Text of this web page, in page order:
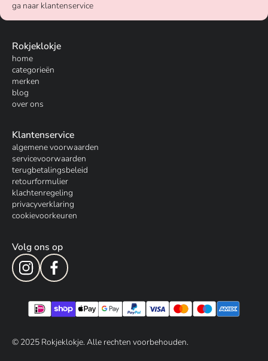
ga naar klantenservice
Rokjeklokje
home
categorieën
merken
blog
over ons
Klantenservice
algemene voorwaarden
servicevoorwaarden
terugbetalingsbeleid
retourformulier
klachtenregeling
privacyverklaring
cookievoorkeuren
Volg ons op
© 2025Rokjeklokje. Alle rechten voorbehouden.